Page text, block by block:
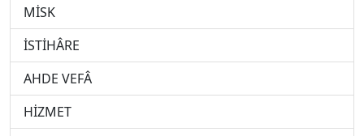
MİSK
İSTİHÂRE
AHDE VEFÂ
HİZMET